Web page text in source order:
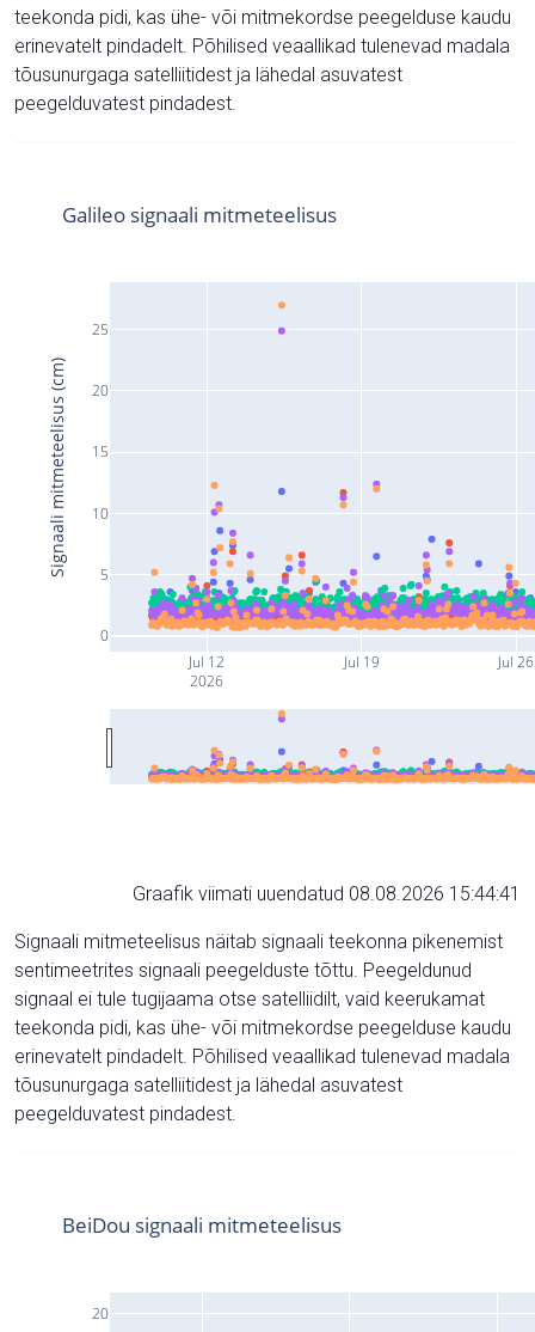
teekonda pidi, kas ühe- või mitmekordse peegelduse kaudu
erinevatelt pindadelt. Põhilised veaallikad tulenevad madala
tõusunurgaga satelliitidest ja lähedal asuvatest
peegelduvatest pindadest.
Jul 12
2026
Jul 19 Jul 26
0
5
10
15
20
25
Galileo signaali mitmeteelisus
Signaali mitmeteelisus (cm)
Graafik viimati uuendatud 08.08.2026 15:44:41
Signaali mitmeteelisus näitab signaali teekonna pikenemist
sentimeetrites signaali peegelduste tõttu. Peegeldunud
signaal ei tule tugijaama otse satelliidilt, vaid keerukamat
teekonda pidi, kas ühe- või mitmekordse peegelduse kaudu
erinevatelt pindadelt. Põhilised veaallikad tulenevad madala
tõusunurgaga satelliitidest ja lähedal asuvatest
peegelduvatest pindadest.
20
BeiDou signaali mitmeteelisus